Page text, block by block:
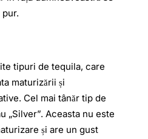
tipuri de tequila, care
maturizării și
Cel mai tânăr tip de
„Silver”. Aceasta nu este
și are un gust